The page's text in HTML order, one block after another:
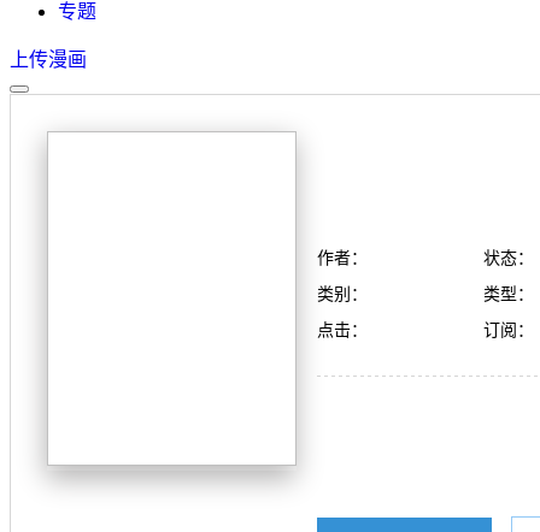
专题
上传漫画
作者：
状态：
类别：
类型：
点击：
订阅：